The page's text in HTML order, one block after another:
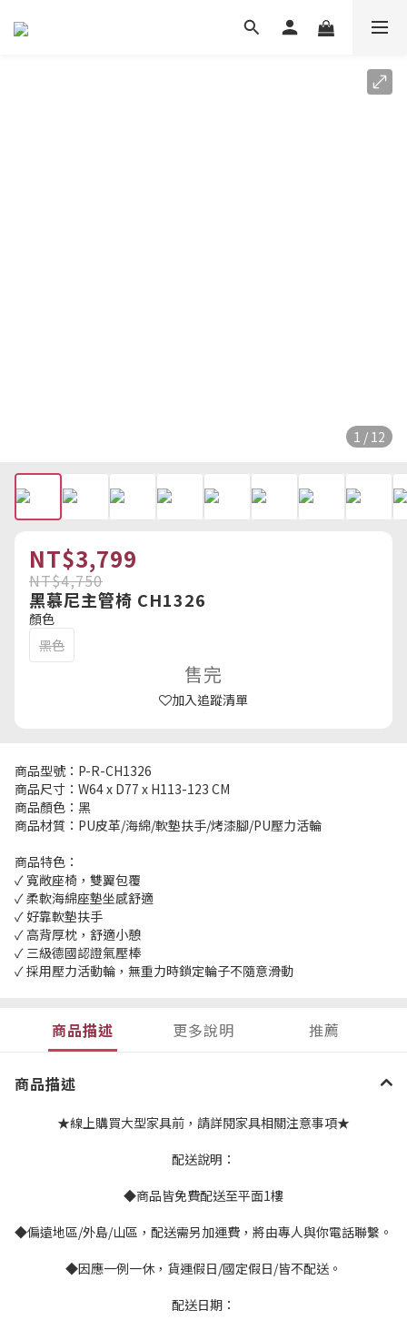
1 / 12
NT$3,799
NT$4,750
黑慕尼主管椅 CH1326
顏色
黑色
售完
加入追蹤清單
商品型號：P-R-CH1326
商品尺寸：W64 x D77 x H113-123 CM
商品顏色：黑
商品材質：PU皮革/海綿/軟墊扶手/烤漆腳/PU壓力活輪
商品特色：
✓ 寬敞座椅，雙翼包覆
✓ 柔軟海綿座墊坐感舒適
✓ 好靠軟墊扶手
✓ 高背厚枕，舒適小憩
✓ 三級德國認證氣壓棒
✓ 採用壓力活動輪，無重力時鎖定輪子不隨意滑動
商品描述 更多說明 推薦
商品描述
★線上購買大型家具前，請詳閱家具相關注意事項★
配送說明：
◆商品皆免費配送至平面1樓
◆偏遠地區/外島/山區，配送需另加運費，將由專人與你電話聯繫。
◆因應一例一休，貨運假日/國定假日/皆不配送。
配送日期：